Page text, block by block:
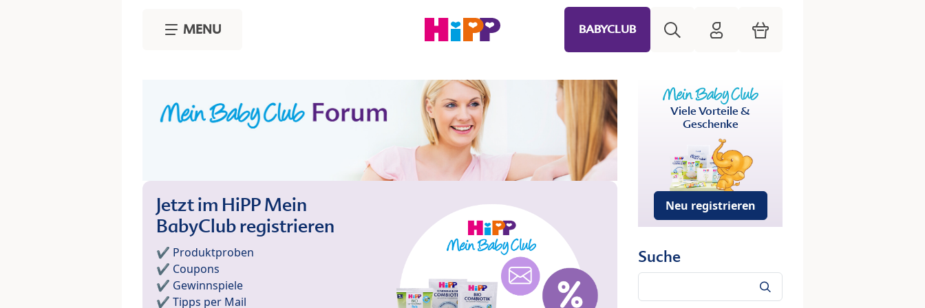
MENU BABYCLUB HiPP Mein Babyclub
Warenkorb
Jetzt im HiPP Mein
BabyClub registrieren
✔️ Produktproben
✔️ Coupons
✔️ Gewinnspiele
✔️ Tipps per Mail
Viele Vorteile &
Geschenke
Neu registrieren
Suche